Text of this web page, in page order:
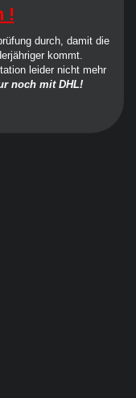
!
durch, damit die
kommt.
leider nicht mehr
noch mit DHL!